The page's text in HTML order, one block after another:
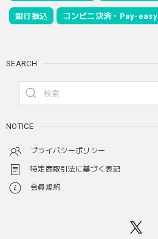
銀行振込 コンビニ決済・Pay-easy
SEARCH
NOTICE
プライバシーポリシー
特定商取引法に基づく表記
会員規約